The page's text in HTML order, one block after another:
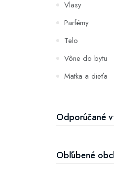
Vlasy
Parfémy
Telo
Vône do bytu
Matka a dieťa
Hydratácia a
Odporúčané
Obľúbené